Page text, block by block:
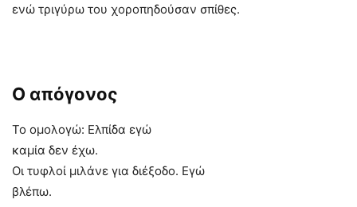
ενώ τριγύρω του χοροπηδούσαν σπίθες.
Ο απόγονος
Το ομολογώ: Ελπίδα εγώ
καμία δεν έχω.
Οι τυφλοί μιλάνε για διέξοδο. Εγώ
βλέπω.